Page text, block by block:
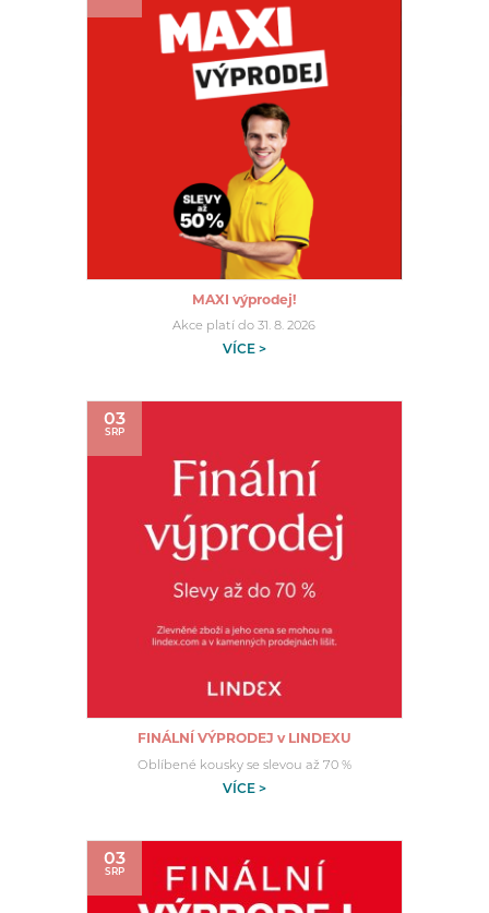
MAXI výprodej!
Akce platí do 31. 8. 2026
VÍCE >
03
SRP
FINÁLNÍ VÝPRODEJ v LINDEXU
Oblíbené kousky se slevou až 70 %
VÍCE >
03
SRP